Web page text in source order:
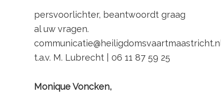
persvoorlichter, beantwoordt graag
al uw vragen.
t.a.v. M. Lubrecht | 06 11 87 59 25
Monique Voncken,